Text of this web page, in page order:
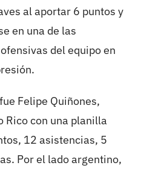
al aportar 6 puntos y
en una de las
del equipo en
Felipe Quiñones,
Rico con una planilla
12 asistencias, 5
Por el lado argentino,